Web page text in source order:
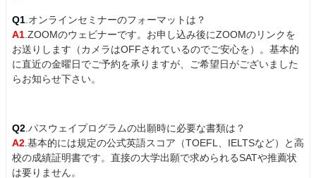
Q1.オンラインセミナーのフォーマットは？
A1.ZOOMのウェビナーです。お申し込み後にZOOMのリンクを
お送りします（カメラはOFFされているのでご安心を）。基本的
に直近の金曜日でご予約を承りますが、ご希望日がございました
らお知らせ下さい。
Q2.パスウェイプログラムの出願時に必要な書類は？
A2.基本的には規定の公式英語スコア（TOEFL、IELTSなど）と高
校の成績証明書です。直接の大学出願で求められるSATや推薦状
は要りません。